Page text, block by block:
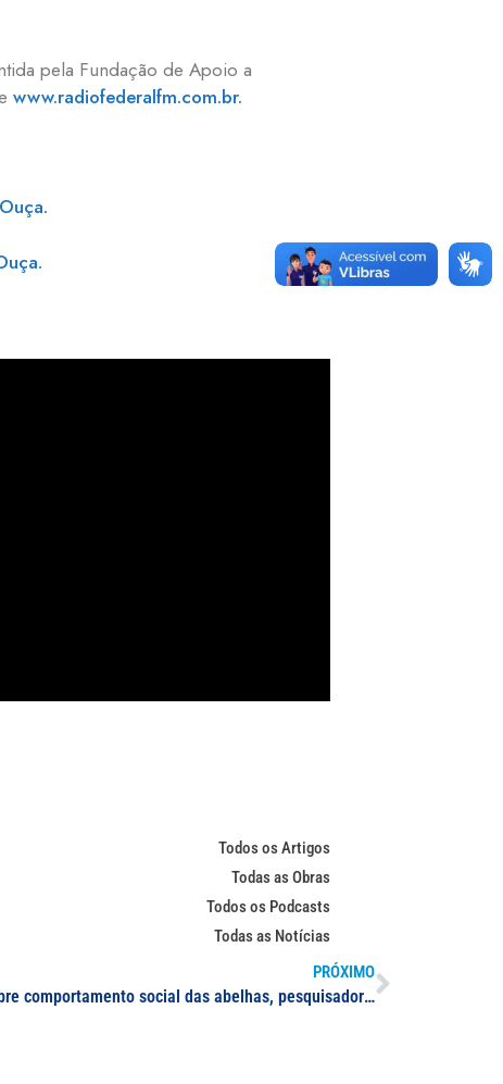
pela Fundação de Apoio a
www.radiofederalfm.com.br.
Ouça.
Todos os Artigos
Todas as Obras
Todos os Podcasts
Todas as Notícias
PRÓXIMO
pesquisadores da UNIFAL-MG identificam alterações no desenvolvimento cerebral de rainhas e operárias, em consequência da alimentação diferenciada das castas